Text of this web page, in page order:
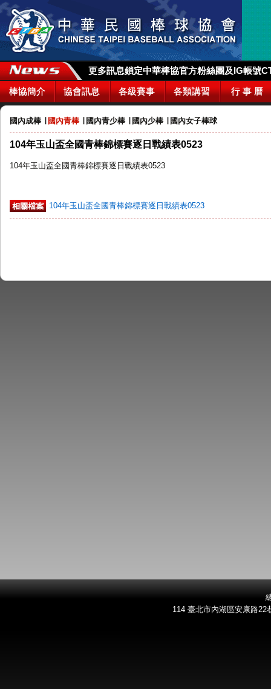
更多訊息鎖定中華棒協官方粉絲團及IG帳號
棒協簡介 協會訊息 各級賽事 各類講習 行 事 曆
國內成棒 國內青棒 國內青少棒 國內少棒 國內女子棒球
104年玉山盃全國青棒錦標賽逐日戰績表0523
104年玉山盃全國青棒錦標賽逐日戰績表0523
104年玉山盃全國青棒錦標賽逐日戰績表0523
114 臺北市內湖區安康路22